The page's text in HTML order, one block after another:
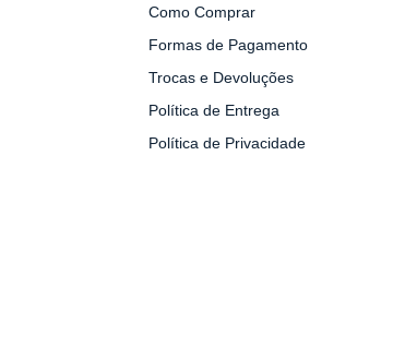
Como Comprar
Formas de Pagamento
Trocas e Devoluções
Política de Entrega
Política de Privacidade